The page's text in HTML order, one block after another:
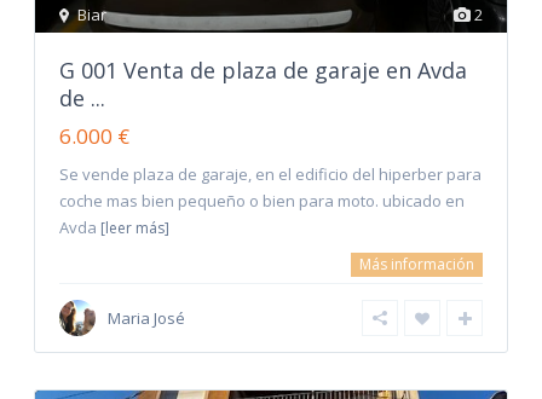
2
Biar
G 001 Venta de plaza de garaje en Avda
de ...
6.000 €
Se vende plaza de garaje, en el edificio del hiperber para
coche mas bien pequeño o bien para moto. ubicado en
Avda [leer más]
Más información
Maria José